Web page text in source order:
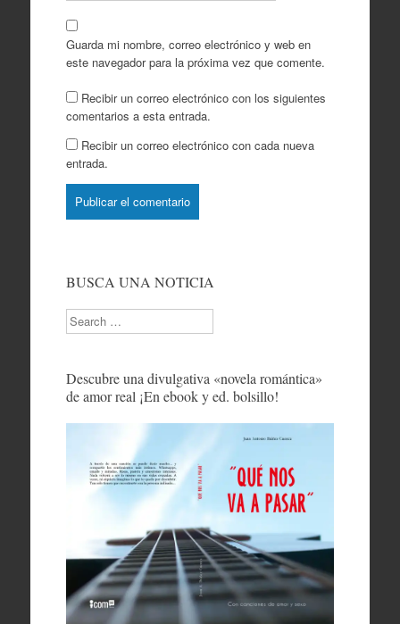
Guarda mi nombre, correo electrónico y web en
este navegador para la próxima vez que comente.
Recibir un correo electrónico con los siguientes
comentarios a esta entrada.
Recibir un correo electrónico con cada nueva
entrada.
BUSCA UNA NOTICIA
Search
Descubre una divulgativa «novela romántica»
de amor real ¡En ebook y ed. bolsillo!